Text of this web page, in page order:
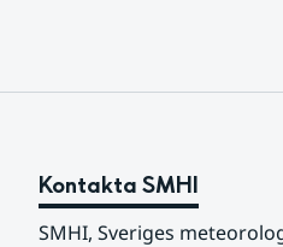
Kontakta SMHI
SMHI, Sveriges